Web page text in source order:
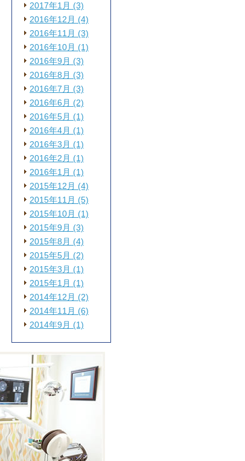
2017年1月 (3)
2016年12月 (4)
2016年11月 (3)
2016年10月 (1)
2016年9月 (3)
2016年8月 (3)
2016年7月 (3)
2016年6月 (2)
2016年5月 (1)
2016年4月 (1)
2016年3月 (1)
2016年2月 (1)
2016年1月 (1)
2015年12月 (4)
2015年11月 (5)
2015年10月 (1)
2015年9月 (3)
2015年8月 (4)
2015年5月 (2)
2015年3月 (1)
2015年1月 (1)
2014年12月 (2)
2014年11月 (6)
2014年9月 (1)